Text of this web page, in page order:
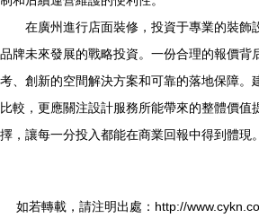
在廣州進行店面裝修，投資于專業的裝飾
品牌未來發展的戰略投資。一份合理的報價背
考、創新的空間解決方案和可靠的落地保障。
比較，更應關注設計服務所能帶來的整體價值
擇，讓每一分投入都能在商業回報中得到體現。
如若轉載，請注明出處：http://